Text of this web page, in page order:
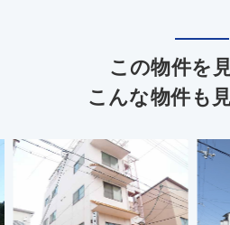
この物件を
こんな物件も